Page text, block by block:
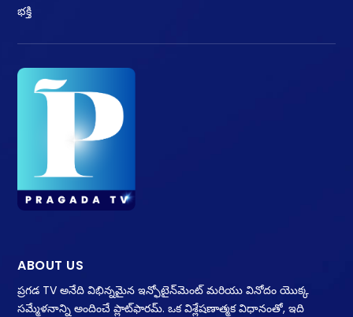
భక్తి
ABOUT US
ప్రగడ TV అనేది విభిన్నమైన ఇన్ఫోటైన్‌మెంట్ మరియు వినోదం యొక్క
సమ్మేళనాన్ని అందించే ప్లాట్‌ఫారమ్. ఒక విశ్లేషణాత్మక విధానంతో, ఇది